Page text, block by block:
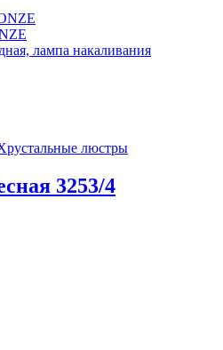
лампа накаливания
люстры
3253/4